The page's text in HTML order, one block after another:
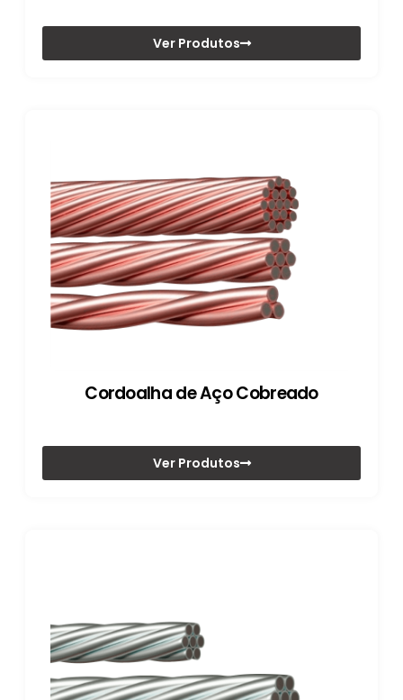
Ver Produtos
Cordoalha de Aço Cobreado
Ver Produtos